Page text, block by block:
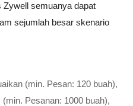
Zywell semuanya dapat
sejumlah besar skenario
(min. Pesan: 120 buah),
Pesanan: 1000 buah),